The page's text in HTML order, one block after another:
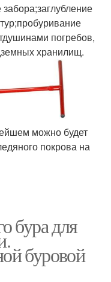
погребов,
хранилищ.
можно будет
покрова на
бура для
буровой